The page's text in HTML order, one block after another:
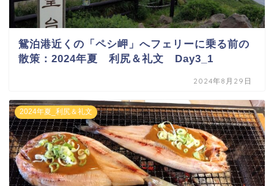
鴛泊港近くの「ペシ岬」へフェリーに乗る前の
散策：2024年夏 利尻＆礼文 Day3_1
2024年8月29日
2024年夏_利尻＆礼文